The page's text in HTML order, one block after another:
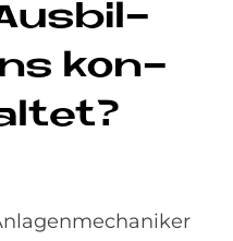
Aus­bil­
kon­